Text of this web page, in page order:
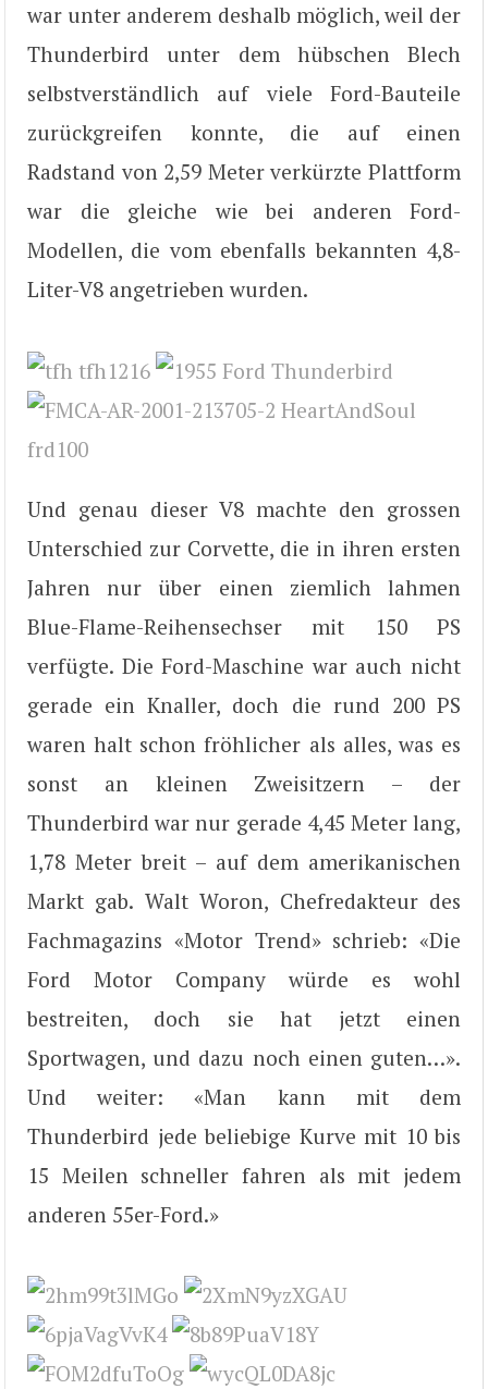
war unter anderem deshalb möglich, weil der
Thunderbird unter dem hübschen Blech
selbstverständlich auf viele Ford-Bauteile
zurückgreifen konnte, die auf einen
Radstand von 2,59 Meter verkürzte Plattform
war die gleiche wie bei anderen Ford-
Modellen, die vom ebenfalls bekannten 4,8-
Liter-V8 angetrieben wurden.
Und genau dieser V8 machte den grossen
Unterschied zur Corvette, die in ihren ersten
Jahren nur über einen ziemlich lahmen
Blue-Flame-Reihensechser mit 150 PS
verfügte. Die Ford-Maschine war auch nicht
gerade ein Knaller, doch die rund 200 PS
waren halt schon fröhlicher als alles, was es
sonst an kleinen Zweisitzern – der
Thunderbird war nur gerade 4,45 Meter lang,
1,78 Meter breit – auf dem amerikanischen
Markt gab. Walt Woron, Chefredakteur des
Fachmagazins «Motor Trend» schrieb: «Die
Ford Motor Company würde es wohl
bestreiten, doch sie hat jetzt einen
Sportwagen, und dazu noch einen guten…».
Und weiter: «Man kann mit dem
Thunderbird jede beliebige Kurve mit 10 bis
15 Meilen schneller fahren als mit jedem
anderen 55er-Ford.»